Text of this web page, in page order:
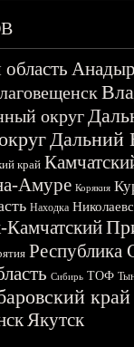
округ
Дальний
край
Амуре Корякия
Находка
Камчатский
Республика
Сибирь ТОФ
край
Якутск